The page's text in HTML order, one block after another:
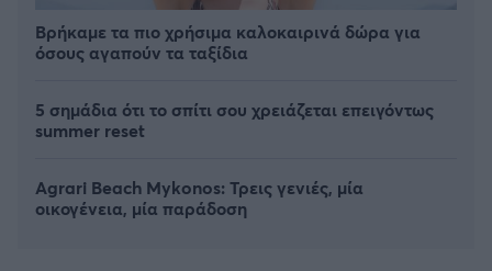
Βρήκαμε τα πιο χρήσιμα καλοκαιρινά δώρα για
όσους αγαπούν τα ταξίδια
5 σημάδια ότι το σπίτι σου χρειάζεται επειγόντως
summer reset
Agrari Beach Mykonos: Τρεις γενιές, μία
οικογένεια, μία παράδοση